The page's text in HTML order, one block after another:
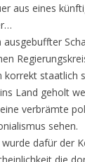
aus eines
korrekt staatlich
Land geholt
verbrämte
sehen.
dafür der